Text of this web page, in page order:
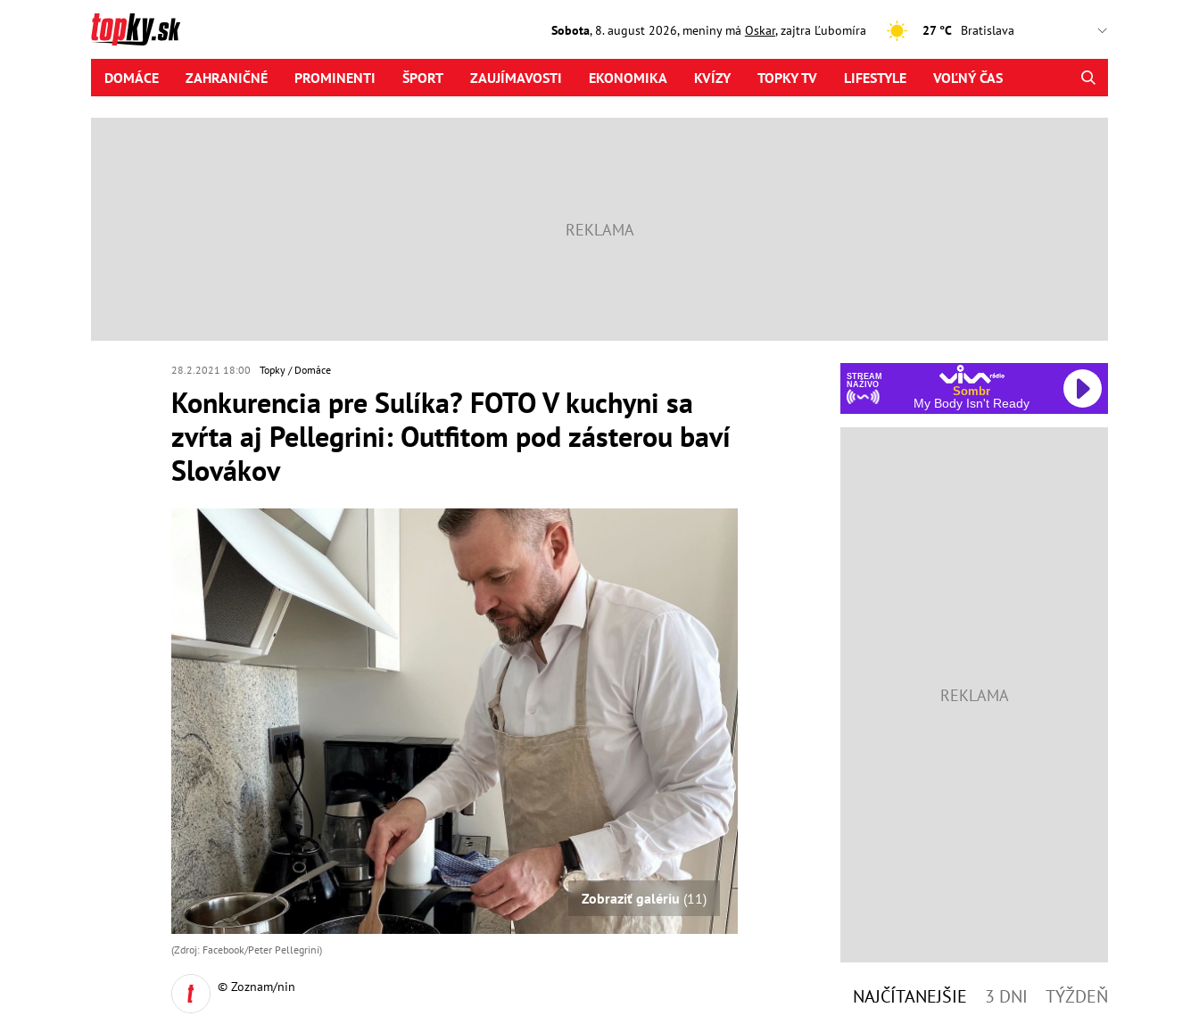
Sobota, 8. august2026, meniny má Oskar, zajtra Ľubomíra 27 °C
DOMÁCE ZAHRANIČNÉ PROMINENTI ŠPORT ZAUJÍMAVOSTI EKONOMIKA KVÍZY TOPKY TV LIFESTYLE VOĽNÝ ČAS
28.2.2021 18:00 Topky Domáce
Konkurencia pre Sulíka? FOTO V kuchyni sa
zvŕta aj Pellegrini: Outfitom pod zásterou baví
Slovákov
Zobraziť galériu (11)
(Zdroj: Facebook/Peter Pellegrini)
© Zoznam/nin
STREAM
NAŽIVO
Sombr
My Body Isn't Ready
NAJČÍTANEJŠIE 3 DNI TÝŽDEŇ